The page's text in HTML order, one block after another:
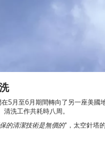
5月至6月期間轉向了另一座美
洗工作共耗時八周。
的清潔技術是無價的"，太空針塔